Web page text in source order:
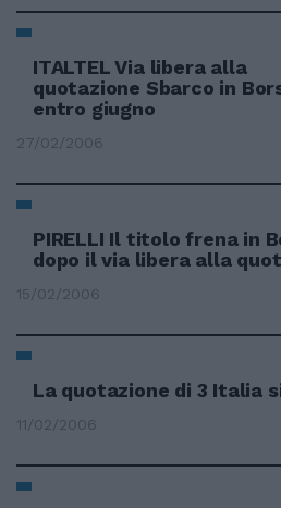
ITALTEL Via libera alla
quotazione Sbarco in
entro giugno
27/02/2006
PIRELLI Il titolo frena in
dopo il via libera alla
15/02/2006
La quotazione di 3 Italia
11/02/2006